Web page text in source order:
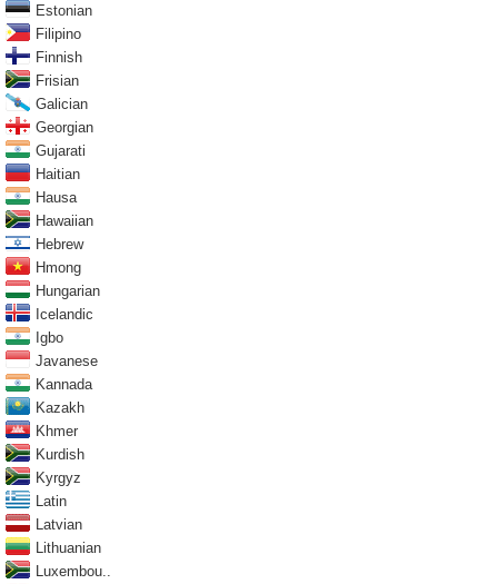
Estonian
Filipino
Finnish
Frisian
Galician
Georgian
Gujarati
Haitian
Hausa
Hawaiian
Hebrew
Hmong
Hungarian
Icelandic
Igbo
Javanese
Kannada
Kazakh
Khmer
Kurdish
Kyrgyz
Latin
Latvian
Lithuanian
Luxembou..